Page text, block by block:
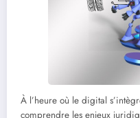
À l’heure où le digital
comprendre les enjeux